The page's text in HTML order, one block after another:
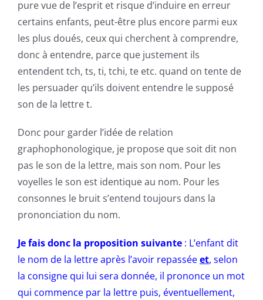
pure vue de l’esprit et risque d’induire en erreur
certains enfants, peut-être plus encore parmi eux
les plus doués, ceux qui cherchent à comprendre,
donc à entendre, parce que justement ils
entendent tch, ts, ti, tchi, te etc. quand on tente de
les persuader qu’ils doivent entendre le supposé
son de la lettre t.
Donc pour garder l’idée de relation
graphophonologique, je propose que soit dit non
pas le son de la lettre, mais son nom. Pour les
voyelles le son est identique au nom. Pour les
consonnes le bruit s’entend toujours dans la
prononciation du nom.
Je fais donc la proposition suivante : L’enfant dit
le nom de la lettre après l’avoir repasséeet, selon
la consigne qui lui sera donnée, il prononce un mot
qui commence par la lettre puis, éventuellement,